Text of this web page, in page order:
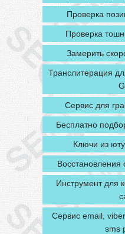
Проверка
Проверка
Замерить
Транслитерация
Сервис для
Бесплатно
Ключи из
Восстановления
Инструмент для
Сервис email,
sms